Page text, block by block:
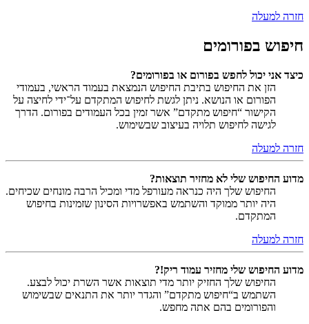
חזרה למעלה
חיפוש בפורומים
כיצד אני יכול לחפש בפורום או בפורומים?
הזן את החיפוש בתיבת החיפוש הנמצאת בעמוד הראשי, בעמודי
הפורום או הנושא. ניתן לגשת לחיפוש המתקדם על־ידי לחיצה על
הקישור “חיפוש מתקדם” אשר זמין בכל העמודים בפורום. הדרך
לגישה לחיפוש תלויה בעיצוב שבשימוש.
חזרה למעלה
מדוע החיפוש שלי לא מחזיר תוצאות?
החיפוש שלך היה כנראה מעורפל מדי ומכיל הרבה מונחים שכיחים.
היה יותר ממוקד והשתמש באפשרויות הסינון שזמינות בחיפוש
המתקדם.
חזרה למעלה
מדוע החיפוש שלי מחזיר עמוד ריק!?
החיפוש שלך החזיק יותר מדי תוצאות אשר השרת יכול לבצע.
השתמש ב“חיפוש מתקדם” והגדר יותר את התנאים שבשימוש
והפורומים בהם אתה מחפש.